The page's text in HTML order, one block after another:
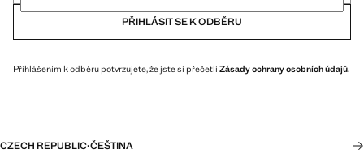
PŘIHLÁSIT SE K ODBĚRU
Přihlášením k odběru potvrzujete, že jste si přečetli Zásady ochrany osobních údajů.
CZECH REPUBLIC·ČEŠTINA